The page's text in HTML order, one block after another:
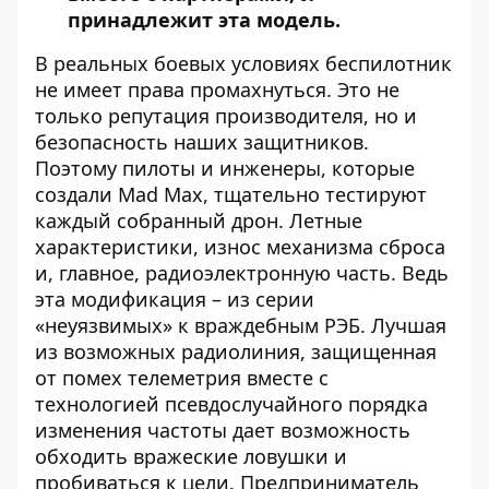
принадлежит эта модель.
В реальных боевых условиях беспилотник
не имеет права промахнуться. Это не
только репутация производителя, но и
безопасность наших защитников.
Поэтому пилоты и инженеры, которые
создали Mad Max, тщательно тестируют
каждый собранный дрон. Летные
характеристики, износ механизма сброса
и, главное, радиоэлектронную часть. Ведь
эта модификация – из серии
«неуязвимых» к враждебным РЭБ. Лучшая
из возможных радиолиния, защищенная
от помех телеметрия вместе с
технологией псевдослучайного порядка
изменения частоты дает возможность
обходить вражеские ловушки и
пробиваться к цели. Предприниматель